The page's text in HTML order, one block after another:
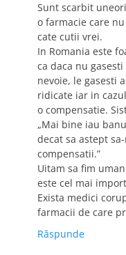
Sunt scarbit
o farmacie care
cate cutii vrei.
In Romania este
ca daca nu
nevoie, le gasesti
ridicate iar in
o compensatie.
„Mai bine iau
decat sa astept
compensatii.”
Uitam sa fim
este cel mai
Exista medici
farmacii de care
Răspunde